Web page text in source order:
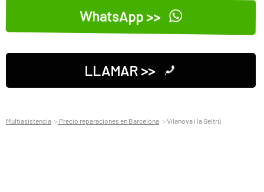
WhatsApp >>
LLAMAR >>
Multiasistencia Precio reparaciones en Barcelona Vilanova i la Geltrú